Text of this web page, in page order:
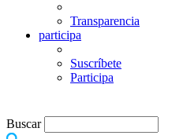
Transparencia
participa
Suscríbete
Participa
Buscar